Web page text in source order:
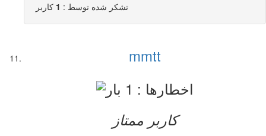
تشکر شده توسط : 1 کاربر
mmtt
کاربر ممتاز